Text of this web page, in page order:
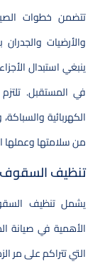
تتضمن خطوات
والأرضيات
ينبغي استبدال
في المستقبل.
الكهربائية
من سلامتها وعملها
تنظيف السقوف
يشمل تنظيف
الأهمية في صيانة
التي تتراكم على مر